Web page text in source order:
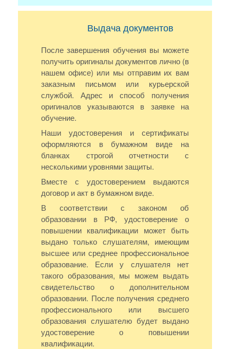
Выдача документов
После завершения обучения вы можете
получить оригиналы документов лично (в
нашем офисе) или мы отправим их вам
заказным письмом или курьерской
службой. Адрес и способ получения
оригиналов указываются в заявке на
обучение.
Наши удостоверения и сертификаты
оформляются в бумажном виде на
бланках строгой отчетности с
несколькими уровнями защиты.
Вместе с удостоверением выдаются
договор и акт в бумажном виде.
В соответствии с законом об
образовании в РФ, удостоверение о
повышении квалификации может быть
выдано только слушателям, имеющим
высшее или среднее профессиональное
образование. Если у слушателя нет
такого образования, мы можем выдать
свидетельство о дополнительном
образовании. После получения среднего
профессионального или высшего
образования слушателю будет выдано
удостоверение о повышении
квалификации.